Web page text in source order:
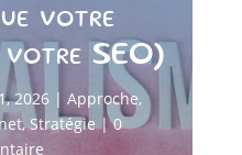
votre
SEO)
2026 |Approche,
,Stratégie|0